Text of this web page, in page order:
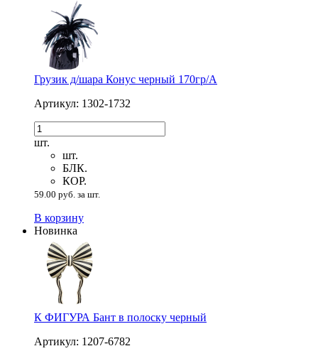
Грузик д/шара Конус черный 170гр/A
Артикул: 1302-1732
шт.
шт.
БЛК.
КОР.
59.00 руб. за шт.
В корзину
Новинка
К ФИГУРА Бант в полоску черный
Артикул: 1207-6782